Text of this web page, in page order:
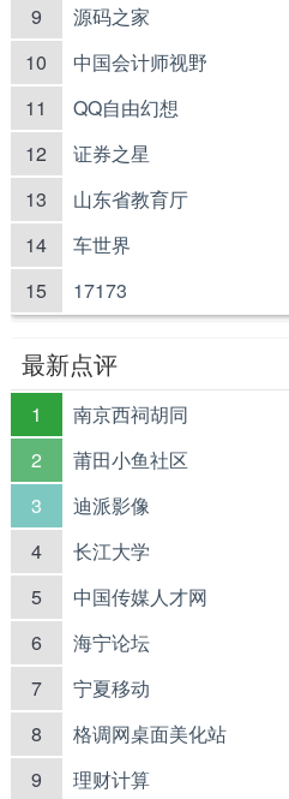
9 源码之家
10 中国会计师视野
11 QQ自由幻想
12 证券之星
13 山东省教育厅
14 车世界
15 17173
最新点评
1 南京西祠胡同
2 莆田小鱼社区
3 迪派影像
4 长江大学
5 中国传媒人才网
6 海宁论坛
7 宁夏移动
8 格调网桌面美化站
9 理财计算